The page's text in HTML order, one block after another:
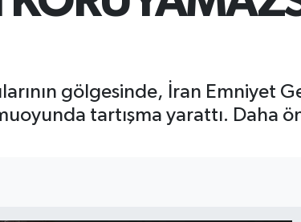
gölgesinde, İran Emniyet
tartışma yarattı. Daha